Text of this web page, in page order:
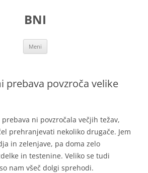
BNI
Meni
prebava povzroča velike
ni povzročala večjih težav,
prehranjevati nekoliko drugače. Jem
in zelenjave, pa doma zelo
in testenine. Veliko se tudi
nam všeč dolgi sprehodi.